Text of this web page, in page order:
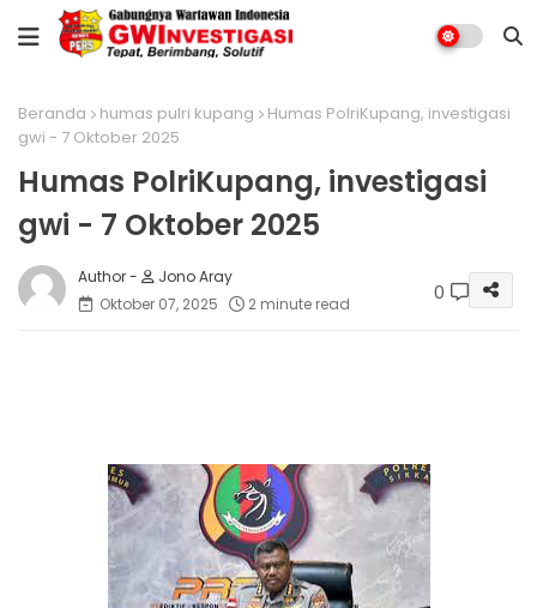
Beranda humas pulri kupang
Humas PolriKupang, investigasi
gwi - 7 Oktober 2025
Humas PolriKupang, investigasi
gwi - 7 Oktober 2025
Jono Aray
Oktober 07, 2025
2 minute read 0